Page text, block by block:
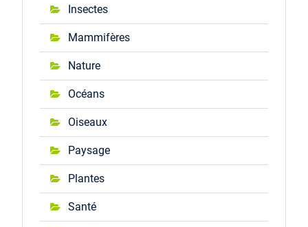
Insectes
Mammifères
Nature
Océans
Oiseaux
Paysage
Plantes
Santé